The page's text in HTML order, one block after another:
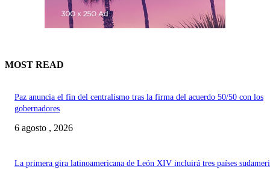
MOST READ
Paz anuncia el fin del centralismo tras la firma del acuerdo 50/50 con los
gobernadores
6 agosto , 2026
La primera gira latinoamericana de León XIV incluirá tres países